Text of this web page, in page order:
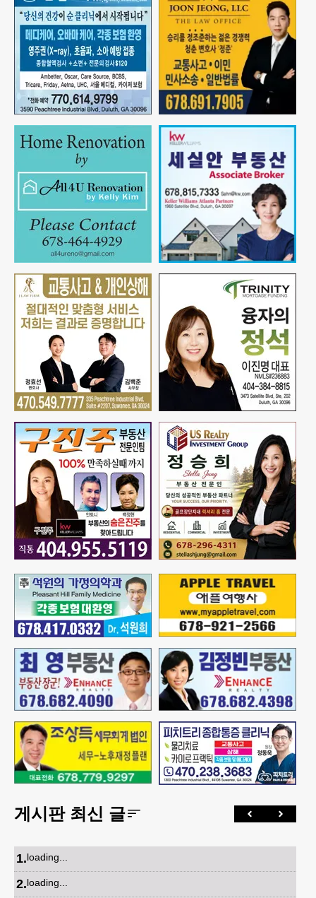
게시판 최신 글
1.loading...
2.loading...